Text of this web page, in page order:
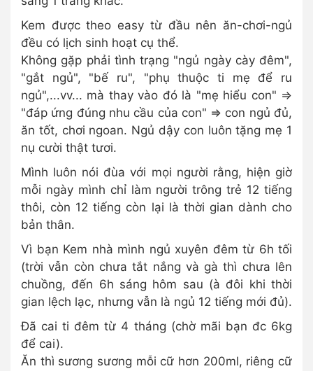
Kem được theo easy từ đầu nên ăn-chơi-ngủ
đều có lịch sinh hoạt cụ thể.
Không gặp phải tình trạng "ngủ ngày cày đêm",
"gắt ngủ", "bế ru", "phụ thuộc ti mẹ để ru
ngủ",...vv... mà thay vào đó là "mẹ hiểu con" =>
"đáp ứng đúng nhu cầu của con" => con ngủ đủ,
ăn tốt, chơi ngoan. Ngủ dậy con luôn tặng mẹ 1
nụ cười thật tươi.
Mình luôn nói đùa với mọi người rằng, hiện giờ
mỗi ngày mình chỉ làm người trông trẻ 12 tiếng
thôi, còn 12 tiếng còn lại là thời gian dành cho
bản thân.
Vì bạn Kem nhà mình ngủ xuyên đêm từ 6h tối
(trời vẫn còn chưa tắt nắng và gà thì chưa lên
chuồng, đến 6h sáng hôm sau (à đôi khi thời
gian lệch lạc, nhưng vẫn là ngủ 12 tiếng mới đủ).
Đã cai ti đêm từ 4 tháng (chờ mãi bạn đc 6kg
để cai).
Ăn thì sương sương mỗi cữ hơn 200ml, riêng cữ